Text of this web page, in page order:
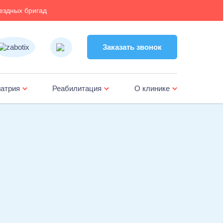
бригад
Заказать звонок
Заказать звонок
Реабилитация О клинике